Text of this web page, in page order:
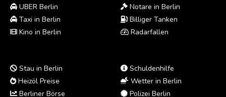
UBER Berlin
Taxi in Berlin
Kino in Berlin
Notare in Berlin
Billiger Tanken
Radarfallen
Stau in Berlin
Heizöl Preise
Berliner Börse
Schuldenhilfe
Wetter in Berlin
Polizei Berlin